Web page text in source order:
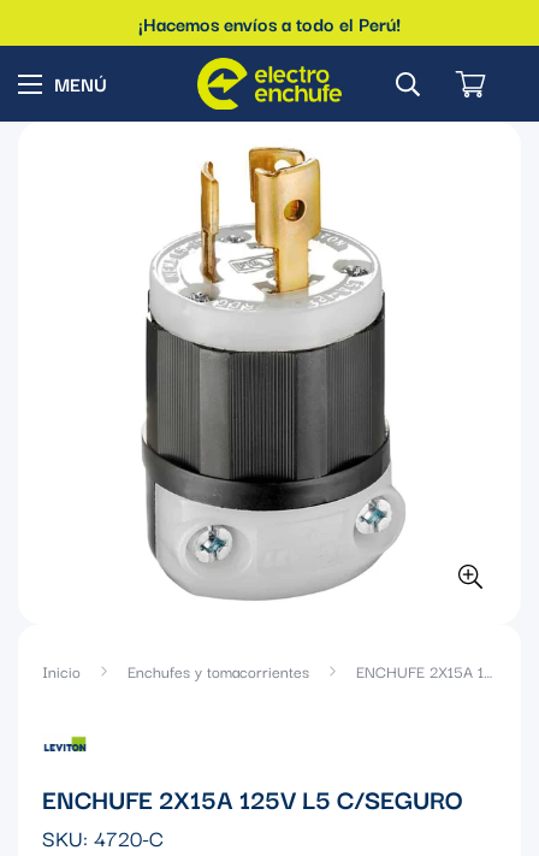
¡Hacemos envíos a todo el Perú!
Inicio Enchufes y tomacorrientes ENCHUFE 2X15A 125V L5 C/SEGURO
ENCHUFE 2X15A 125V L5 C/SEGURO
SKU: 4720-C